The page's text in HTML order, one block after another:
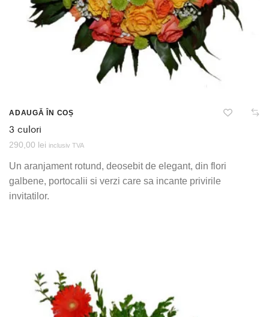
ADAUGĂ ÎN COȘ
3 culori
290,00 lei inclusiv TVA
Un aranjament rotund, deosebit de elegant, din flori
galbene, portocalii si verzi care sa incante privirile
invitatilor.